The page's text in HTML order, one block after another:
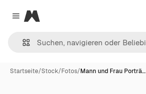
Close menu
Magnific
Startseite/Stock/Fotos/Mann und Frau Porträ…